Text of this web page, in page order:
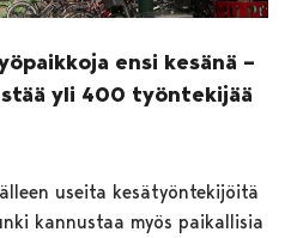
ensi kesänä –
yli 400 työntekijää
useita kesätyöntekijöitä
kannustaa myös paikallisia